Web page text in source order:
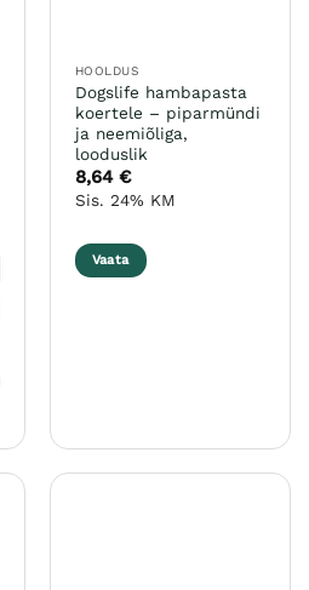
HOOLDUS
Dogslife hambapasta
koertele – piparmündi
ja neemiõliga,
looduslik
8,64 €
Sis. 24% KM
Vaata